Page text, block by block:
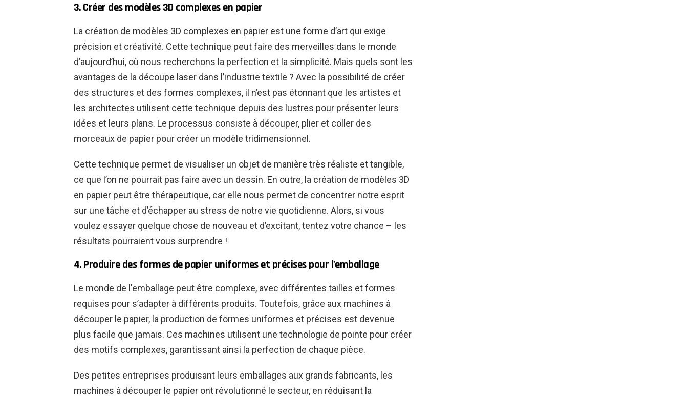
3. Créer des modèles 3D complexes en papier
La création de modèles 3D complexes en papier est une forme d’art qui exige
précision et créativité. Cette technique peut faire des merveilles dans le monde
d’aujourd’hui, où nous recherchons la perfection et la simplicité. Mais quels sont les
avantages de la découpe laser dans l’industrie textile ? Avec la possibilité de créer
des structures et des formes complexes, il n’est pas étonnant que les artistes et
les architectes utilisent cette technique depuis des lustres pour présenter leurs
idées et leurs plans. Le processus consiste à découper, plier et coller des
morceaux de papier pour créer un modèle tridimensionnel.
Cette technique permet de visualiser un objet de manière très réaliste et tangible,
ce que l’on ne pourrait pas faire avec un dessin. En outre, la création de modèles 3D
en papier peut être thérapeutique, car elle nous permet de concentrer notre esprit
sur une tâche et d’échapper au stress de notre vie quotidienne. Alors, si vous
voulez essayer quelque chose de nouveau et d’excitant, tentez votre chance – les
résultats pourraient vous surprendre !
4. Produire des formes de papier uniformes et précises pour l'emballage
Le monde de l'emballage peut être complexe, avec différentes tailles et formes
requises pour s’adapter à différents produits. Toutefois, grâce aux machines à
découper le papier, la production de formes uniformes et précises est devenue
plus facile que jamais. Ces machines utilisent une technologie de pointe pour créer
des motifs complexes, garantissant ainsi la perfection de chaque pièce.
Des petites entreprises produisant leurs emballages aux grands fabricants, les
machines à découper le papier ont révolutionné le secteur, en réduisant la